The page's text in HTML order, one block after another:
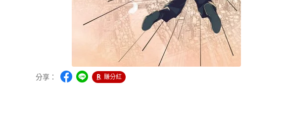
分享： 賺分紅